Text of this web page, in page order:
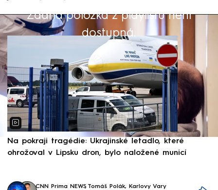
Žádná položka z playlistu není
dostupná.
Výběr redakce
Na pokraji tragédie: Ukrajinské letadlo, které
ohrožoval v Lipsku dron, bylo naložené municí
CNN Prima NEWS, Tomáš Polák, Karlovy Vary